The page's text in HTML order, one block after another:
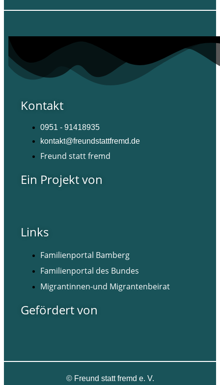
Kontakt
0951 - 91418935
kontakt@freundstattfremd.de
Freund statt fremd
Ein Projekt von
Links
Familienportal Bamberg
Familienportal des Bundes
Migrantinnen-und Migrantenbeirat
Gefördert von
©Freund statt fremd e. V.